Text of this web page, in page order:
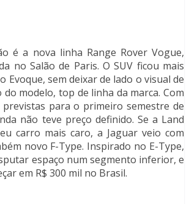
é a nova linha Range Rover Vogue,
no Salão de Paris. O SUV ficou mais
Evoque, sem deixar de lado o visual de
modelo, top de linha da marca. Com
previstas para o primeiro semestre de
não teve preço definido. Se a Land
carro mais caro, a Jaguar veio com
novo F-Type. Inspirado no E-Type,
espaço num segmento inferior, e
em R$ 300 mil no Brasil.